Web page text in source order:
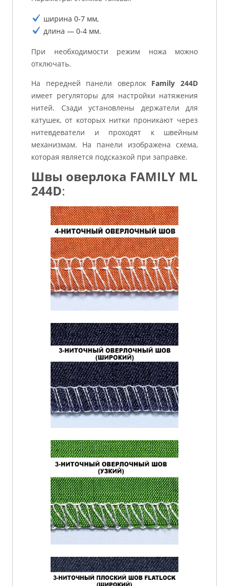
ширина 0-7 мм,
длина — 0-4 мм.
При необходимости режим ножа можно
отключать.
На передней панели оверлок Family 244D
имеет регуляторы для настройки натяжения
нитей. Сзади установлены держатели для
катушек, от которых нитки проникают через
нитевдеватели и проходят к швейным
механизмам. На панели изображена схема,
которая является подсказкой при заправке.
Швы оверлока FAMILY ML
244D: